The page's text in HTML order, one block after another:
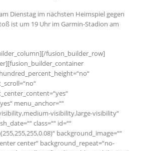
Dienstag im nächsten Heimspiel gegen
ist um 19 Uhr im Garmin-Stadion am
fusion_builder_row]
menu_anchor=““
visibility,large-visibility“
class=““ id=““
background_image=““
center“ background_repeat=“no-